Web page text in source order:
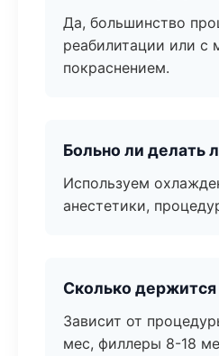
Да, большинство
реабилитации или с
покраснением.
Больно ли делать
Используем
анестетики,
Сколько
Зависит от
мес, филлеры 8-18